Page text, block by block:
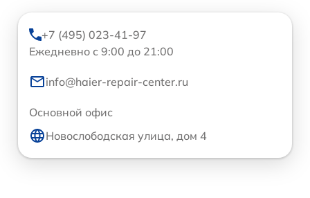
+7 (495) 023-41-97
Ежедневно с 9:00 до 21:00
info@haier-repair-center.ru
Основной офис
Новослободская улица, дом 4